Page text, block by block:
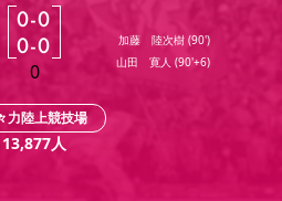
サービス
ポーター観戦ガイド 公式アプリ
ソ大阪VISAカード
サポートスタッフ
法 まいセレチケット
会員規定
ット イベント
スポーツクラブ
0-0
0-0
0
加藤 陸次樹 (90')
山田 寛人 (90'+6)
力陸上競技場
13,877人